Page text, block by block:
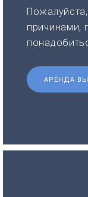
причинами,
АРЕНДА